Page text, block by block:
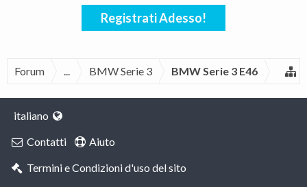
Registrati Adesso!
Forum ... BMW Serie 3 BMW Serie 3 E46
italiano
Contatti
Aiuto
Termini e Condizioni d'uso del sito